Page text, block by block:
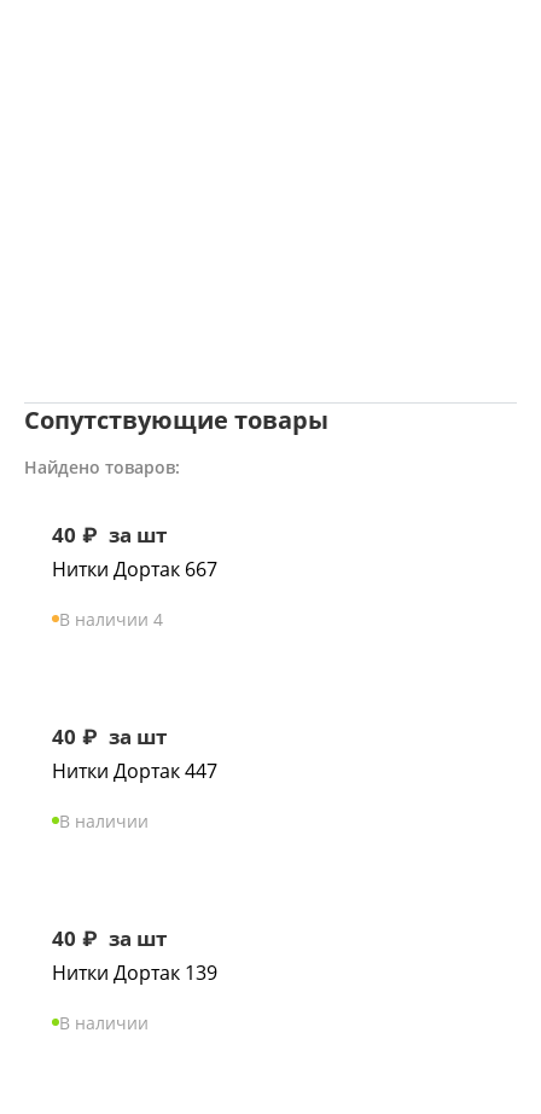
Сопутствующие товары
Найдено товаров:
40 ₽ за шт
Нитки Дортак 667
В наличии 4
40 ₽ за шт
Нитки Дортак 447
В наличии
40 ₽ за шт
Нитки Дортак 139
В наличии